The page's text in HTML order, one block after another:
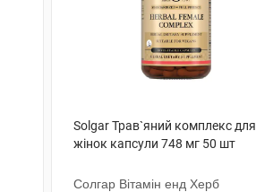
Solgar Трав`яний комплекс для
жінок капсули 748 мг 50 шт
Солгар Вітамін енд Херб